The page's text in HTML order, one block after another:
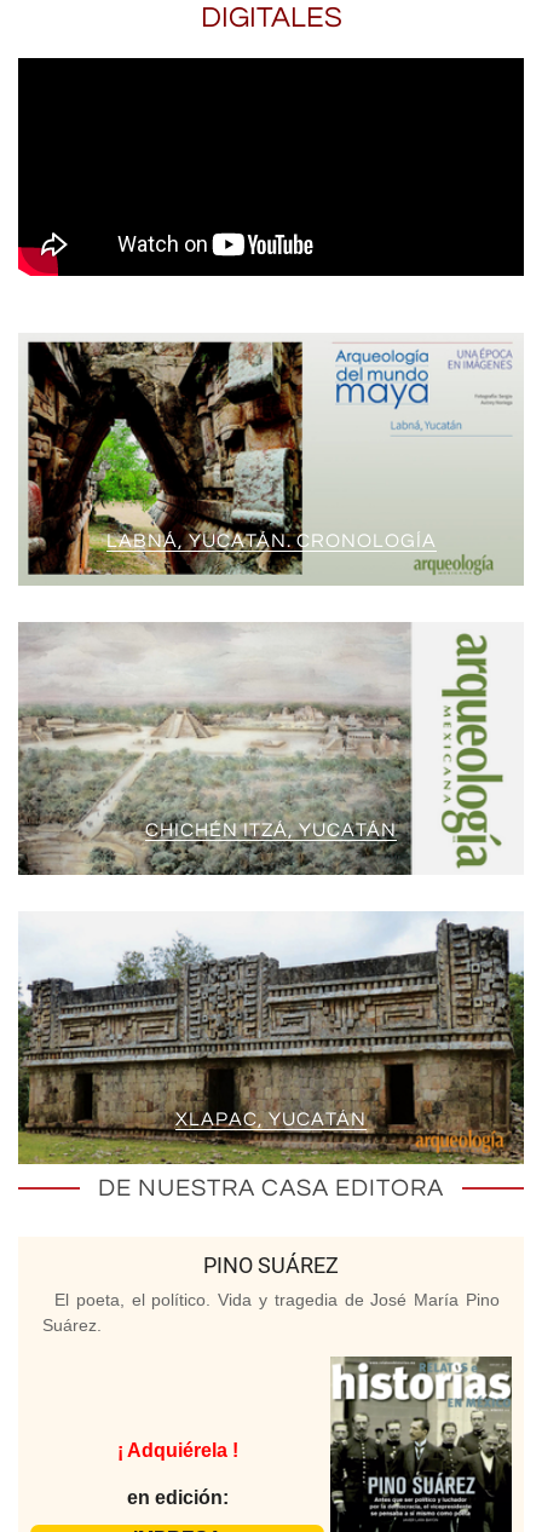
DIGITALES
LABNÁ, YUCATÁN. CRONOLOGÍA
CHICHÉN ITZÁ, YUCATÁN
XLAPAC, YUCATÁN
DE NUESTRA CASA EDITORA
PINO SUÁREZ
El poeta, el político. Vida y tragedia de José María Pino
Suárez.
¡ Adquiérela !
en edición: